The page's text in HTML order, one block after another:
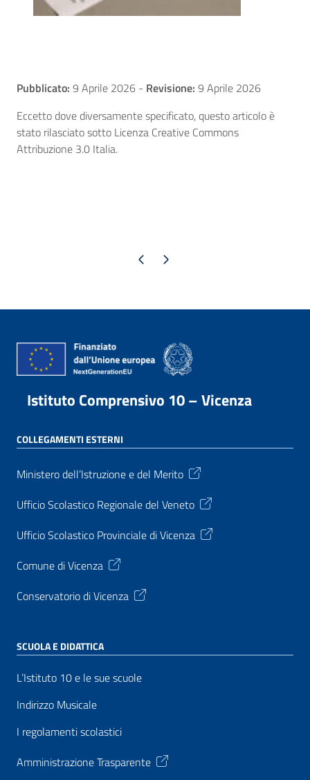
Pubblicato: 9 Aprile 2026 - Revisione: 9 Aprile 2026
Eccetto dove diversamente specificato, questo articolo è
stato rilasciato sotto Licenza Creative Commons
Attribuzione 3.0 Italia.
Pagina precedente
Pagina successiva
Istituto Comprensivo 10 – Vicenza
COLLEGAMENTI ESTERNI
Ministero dell’Istruzione e del Merito
Ufficio Scolastico Regionale del Veneto
Ufficio Scolastico Provinciale di Vicenza
Comune di Vicenza
Conservatorio di Vicenza
SCUOLA E DIDATTICA
L’Istituto 10 e le sue scuole
Indirizzo Musicale
I regolamenti scolastici
Amministrazione Trasparente